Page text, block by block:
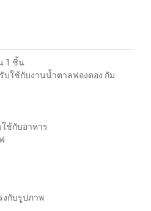
1 ชิ้น
บใช้กับงานน้ำตาลฟองดอง กัม
ช้กับอาหาร
งกับรูปภาพ